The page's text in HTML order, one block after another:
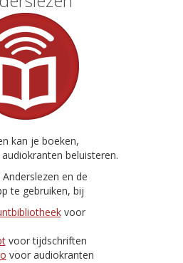
kan je boeken,
beluisteren.
en de
te gebruiken, bij
voor
voor tijdschriften
voor audiokranten